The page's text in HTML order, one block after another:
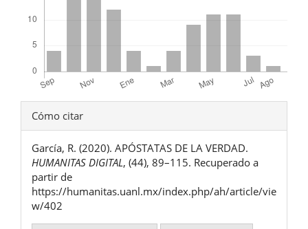
Detalles
del
artículo
Cómo citar
García, R. (2020). APÓSTATAS DE LA VERDAD.
HUMANITAS DIGITAL, (44), 89–115. Recuperado a
partir de
https://humanitas.uanl.mx/index.php/ah/article/vie
w/402